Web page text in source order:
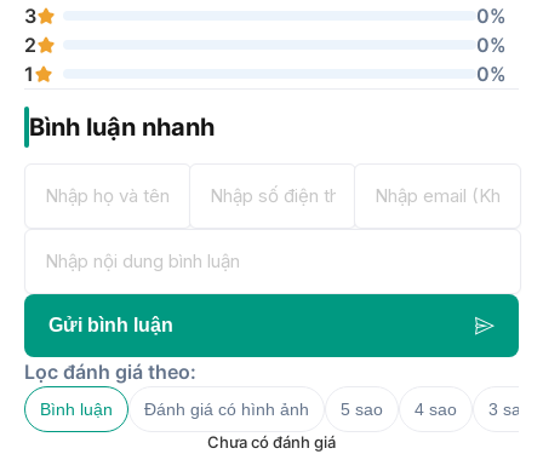
3
0%
2
0%
1
0%
Bình luận nhanh
Gửi bình luận
Lọc đánh giá theo:
Bình luận Đánh giá có hình ảnh 5 sao 4 sao
3 sao
Chưa có đánh giá